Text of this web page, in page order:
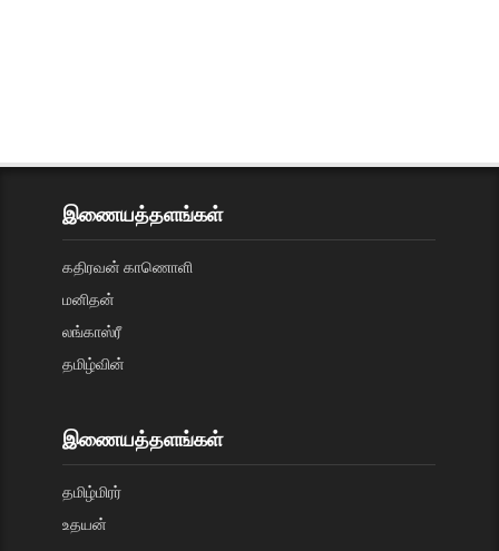
இணையத்தளங்கள்
கதிரவன் காணொளி
மனிதன்
லங்காஸ்ரீ
தமிழ்வின்
இணையத்தளங்கள்
தமிழ்மிரர்
உதயன்